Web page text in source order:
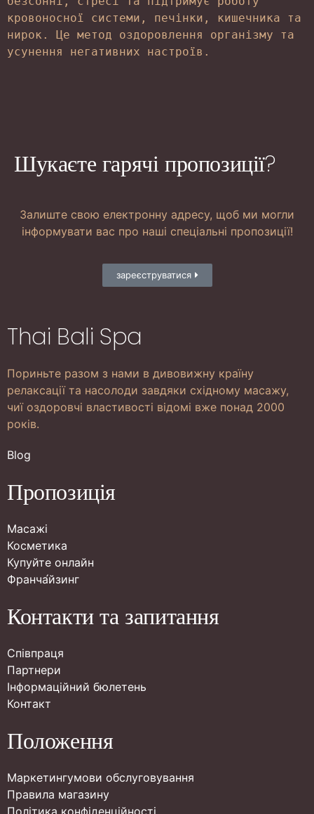
кровоносної системи, печінки, кишечника та
нирок. Це метод оздоровлення організму та
усунення негативних настроїв.
Шукаєте гарячі пропозиції?
Залиште свою електронну адресу, щоб ми могли
інформувати вас про наші спеціальні пропозиції!
зареєструватися
Thai Bali Spa
Пориньте разом з нами в дивовижну країну
релаксації та насолоди завдяки східному масажу,
чиї оздоровчі властивості відомі вже понад 2000
років.
Blog
Пропозиція
Масажі
Косметика
Купуйте онлайн
Франча́йзинг
Контакти та запитання
Співпраця
Партнери
Інформаційний бюлетень
Контакт
Положення
Маркетингумови обслуговування
Правила магазину